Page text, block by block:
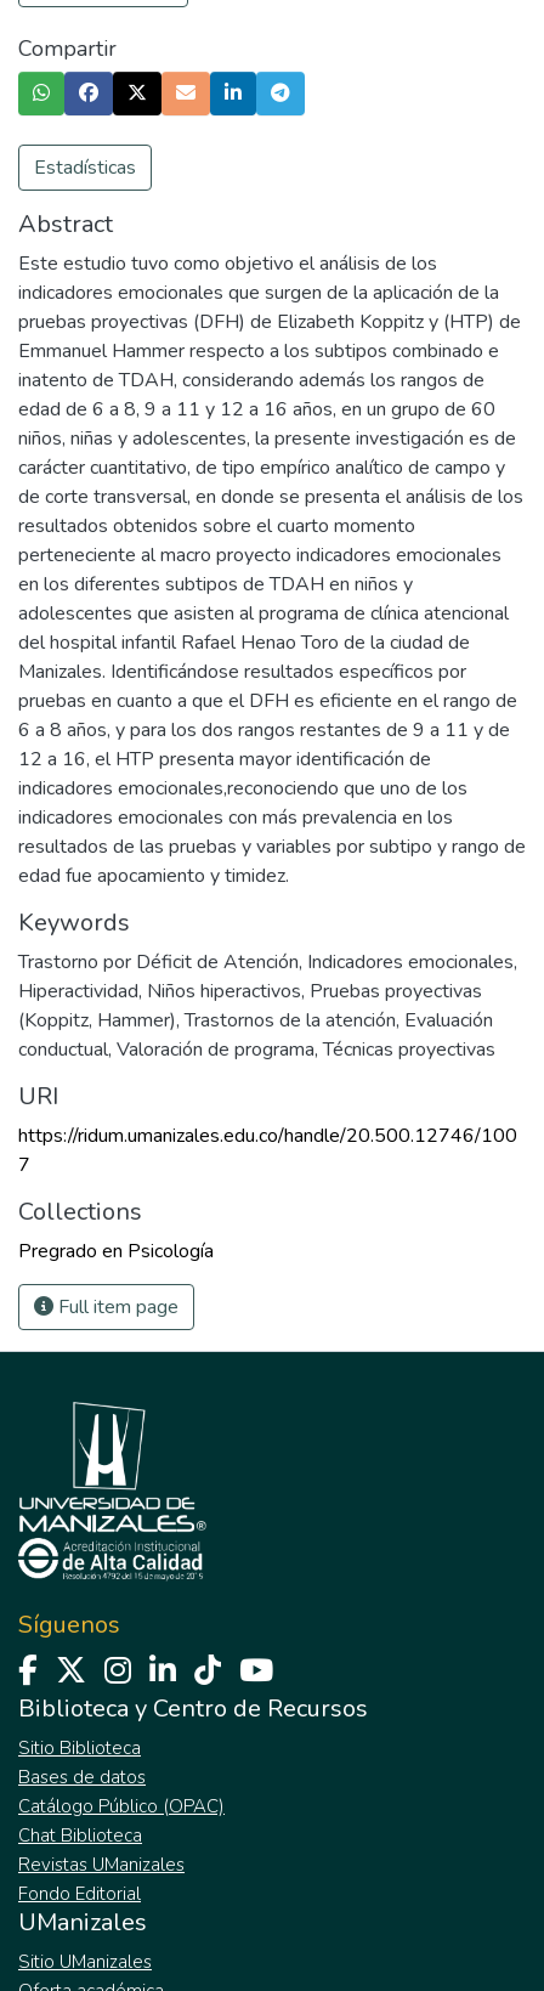
Compartir
Estadísticas
Abstract
Este estudio tuvo como objetivo el análisis de los
indicadores emocionales que surgen de la aplicación de la
pruebas proyectivas (DFH) de Elizabeth Koppitz y (HTP) de
Emmanuel Hammer respecto a los subtipos combinado e
inatento de TDAH, considerando además los rangos de
edad de 6 a 8, 9 a 11 y 12 a 16 años, en un grupo de 60
niños, niñas y adolescentes, la presente investigación es de
carácter cuantitativo, de tipo empírico analítico de campo y
de corte transversal, en donde se presenta el análisis de los
resultados obtenidos sobre el cuarto momento
perteneciente al macro proyecto indicadores emocionales
en los diferentes subtipos de TDAH en niños y
adolescentes que asisten al programa de clínica atencional
del hospital infantil Rafael Henao Toro de la ciudad de
Manizales. Identificándose resultados específicos por
pruebas en cuanto a que el DFH es eficiente en el rango de
6 a 8 años, y para los dos rangos restantes de 9 a 11 y de
12 a 16, el HTP presenta mayor identificación de
indicadores emocionales,reconociendo que uno de los
indicadores emocionales con más prevalencia en los
resultados de las pruebas y variables por subtipo y rango de
edad fue apocamiento y timidez.
Keywords
Trastorno por Déficit de Atención, Indicadores emocionales,
Hiperactividad, Niños hiperactivos, Pruebas proyectivas
(Koppitz, Hammer),Trastornos de la atención, Evaluación
conductual, Valoración de programa,Técnicas proyectivas
URI
https://ridum.umanizales.edu.co/handle/20.500.12746/100
7
Collections
Pregrado en Psicología
Full item page
Síguenos
Biblioteca y Centro de Recursos
Sitio Biblioteca
Bases de datos
Catálogo Público (OPAC)
Chat Biblioteca
Revistas UManizales
Fondo Editorial
UManizales
Sitio UManizales